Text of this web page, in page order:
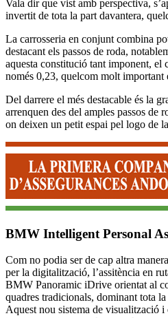
Vala dir que vist amb perspectiva,
invertit de tota la part davantera,
La carrosseria en conjunt combina
destacant els passos de roda,
aquesta constitució tant imponent, el
només 0,23, quelcom molt
Del darrere el més destacable és la
arrenquen des del amples passos de
on deixen un petit espai pel logo de
BMW Intelligent Personal
Com no podia ser de cap altra
per la digitalització, l’assitència en
BMW Panoramic iDrive orientat al
quadres tradicionals, dominant tota
Aquest nou sistema de visualització